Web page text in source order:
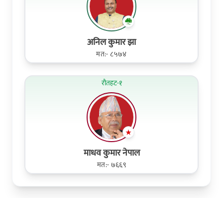
अनिल कुमार झा
मत:- ८५७४
रौतहट-१
माधव कुमार नेपाल
मत:- ७६६९